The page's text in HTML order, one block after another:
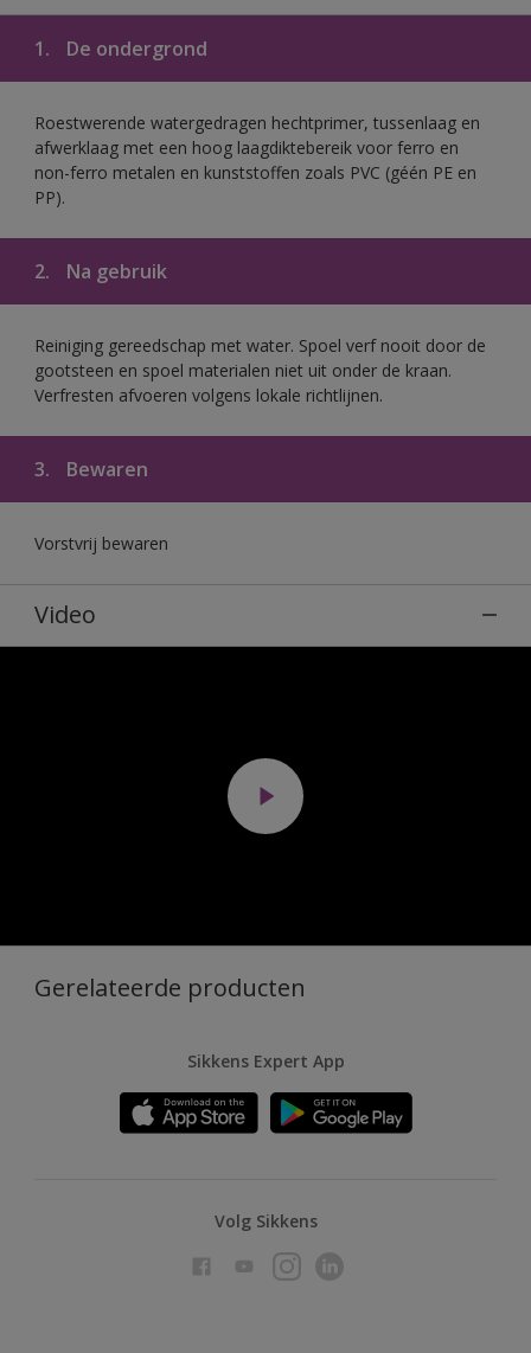
1. De ondergrond
Roestwerende watergedragen hechtprimer, tussenlaag en
afwerklaag met een hoog laagdiktebereik voor ferro en
non-ferro metalen en kunststoffen zoals PVC (géén PE en
PP).
2. Na gebruik
Reiniging gereedschap met water. Spoel verf nooit door de
gootsteen en spoel materialen niet uit onder de kraan.
Verfresten afvoeren volgens lokale richtlijnen.
3. Bewaren
Vorstvrij bewaren
Video
Gerelateerde producten
Sikkens Expert App
Volg Sikkens